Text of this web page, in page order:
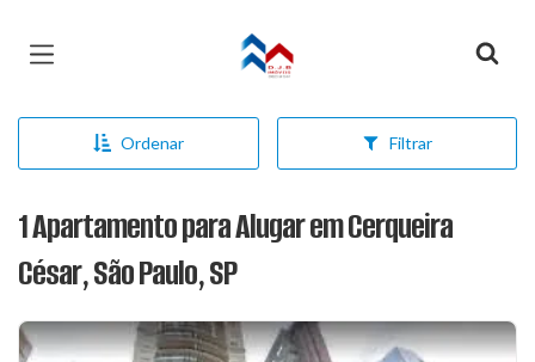
Página inicial
Ordenar Filtrar
1 Apartamento para Alugar em Cerqueira
César, São Paulo, SP